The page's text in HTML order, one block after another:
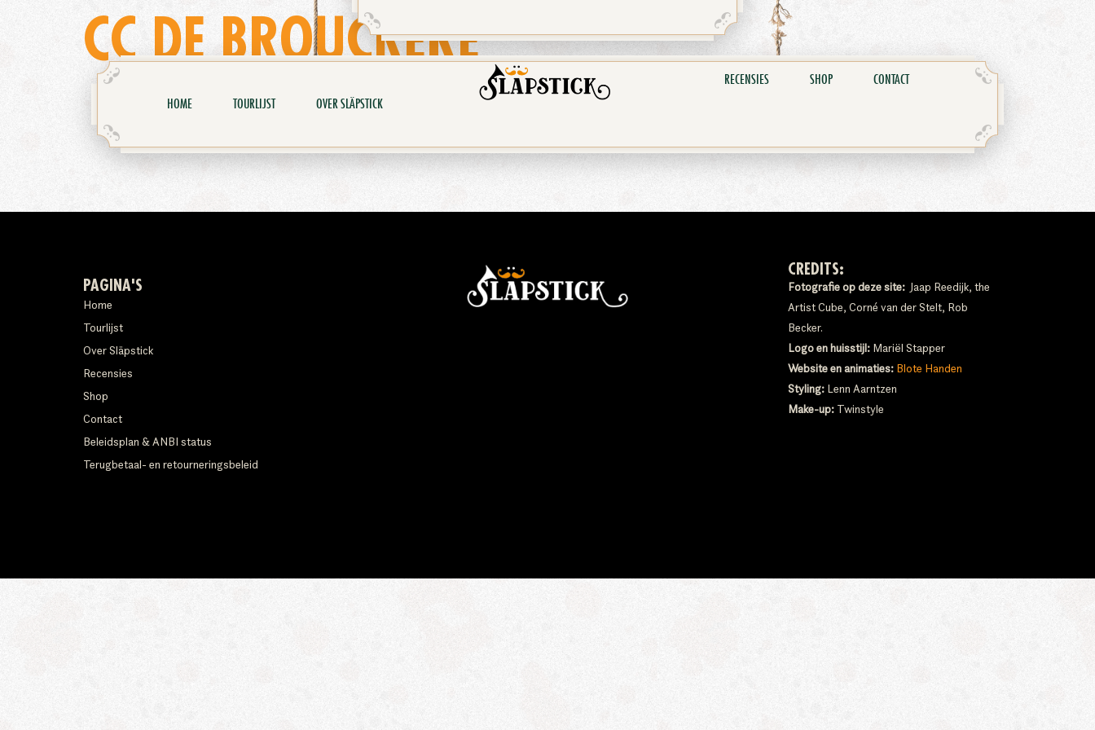
HOME TOURLIJST OVER SLÄPSTICK
RECENSIES SHOP CONTACT
CC DE BROUCKERE
PAGINA'S
Home
Tourlijst
Over Släpstick
Recensies
Shop
Contact
Beleidsplan & ANBI status
Terugbetaal- en retourneringsbeleid
CREDITS:
Fotografie op deze site: Jaap Reedijk, the
Artist Cube, Corné van der Stelt, Rob
Becker.
Logo en huisstijl: Mariël Stapper
Website en animaties: Blote Handen
Styling: Lenn Aarntzen
Make-up: Twinstyle